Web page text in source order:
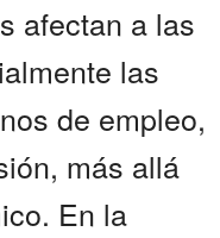
afectan a las
las
de empleo,
más allá
En la